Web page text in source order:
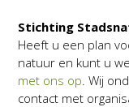
Stichting
Heeft u een plan
natuur en kunt u
met ons op . Wij
contact met